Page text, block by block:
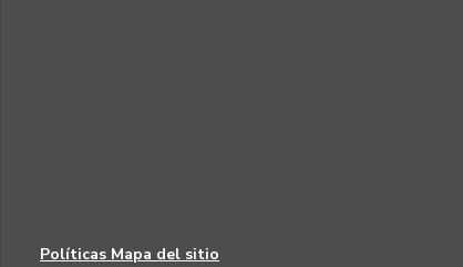
Políticas Mapa del sitio